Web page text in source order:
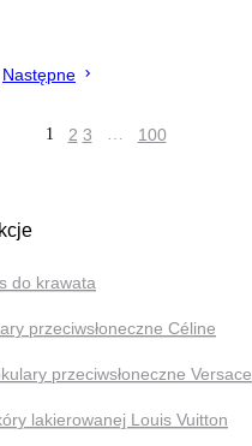
Następne
1 2 3 … 100
do krawata
przeciwsłoneczne Céline
przeciwsłoneczne Versace
lakierowanej Louis Vuitton